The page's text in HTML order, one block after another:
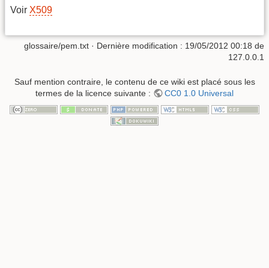
Voir X509
glossaire/pem.txt · Dernière modification : 19/05/2012 00:18 de
127.0.0.1
Sauf mention contraire, le contenu de ce wiki est placé sous les
termes de la licence suivante :
CC0 1.0 Universal